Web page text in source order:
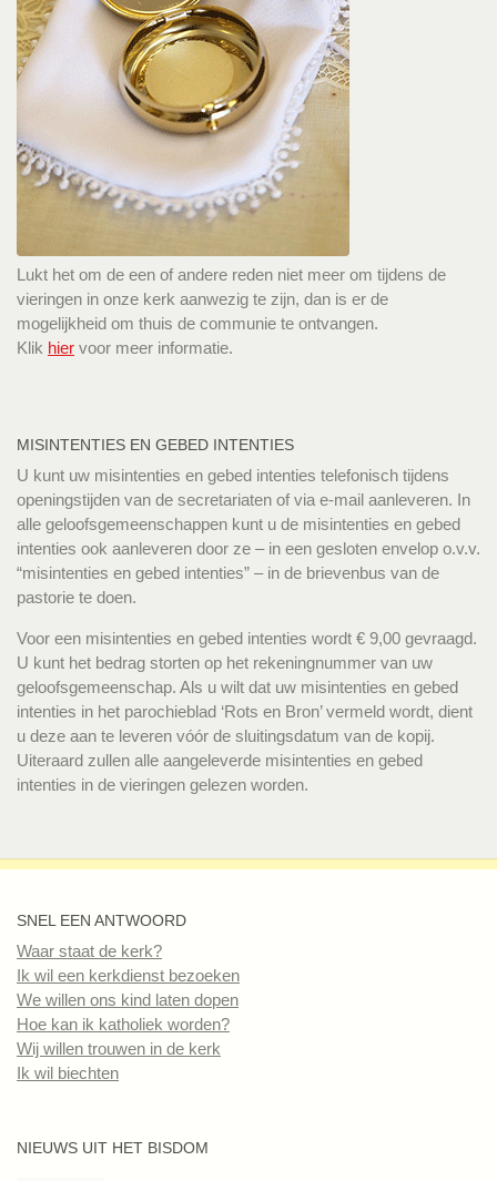
Lukt het om de een of andere reden niet meer om tijdens de
vieringen in onze kerk aanwezig te zijn, dan is er de
mogelijkheid om thuis de communie te ontvangen.
Klik hier voor meer informatie.
MISINTENTIES EN GEBED INTENTIES
U kunt uw misintenties en gebed intenties telefonisch tijdens
openingstijden van de secretariaten of via e-mail aanleveren. In
alle geloofsgemeenschappen kunt u de misintenties en gebed
intenties ook aanleveren door ze – in een gesloten envelop o.v.v.
“misintenties en gebed intenties” – in de brievenbus van de
pastorie te doen.
Voor een misintenties en gebed intenties wordt € 9,00 gevraagd.
U kunt het bedrag storten op het rekeningnummer van uw
geloofsgemeenschap. Als u wilt dat uw misintenties en gebed
intenties in het parochieblad ‘Rots en Bron’ vermeld wordt, dient
u deze aan te leveren vóór de sluitingsdatum van de kopij.
Uiteraard zullen alle aangeleverde misintenties en gebed
intenties in de vieringen gelezen worden.
SNEL EEN ANTWOORD
Waar staat de kerk?
Ik wil een kerkdienst bezoeken
We willen ons kind laten dopen
Hoe kan ik katholiek worden?
Wij willen trouwen in de kerk
Ik wil biechten
NIEUWS UIT HET BISDOM